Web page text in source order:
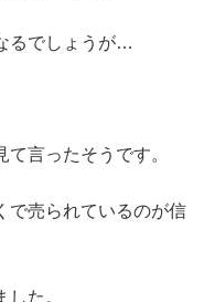
るでしょうが…
言ったそうです。
で売られているのが信
た。